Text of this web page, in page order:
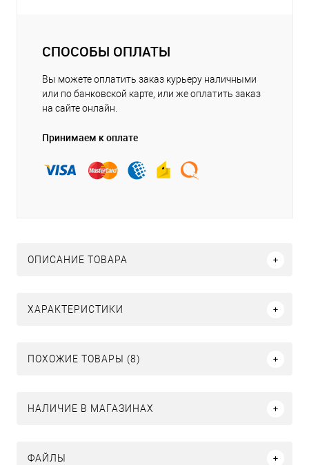
СПОСОБЫ ОПЛАТЫ
Вы можете оплатить заказ курьеру наличными
или по банковской карте, или же оплатить заказ
на сайте онлайн.
Принимаем к оплате
ОПИСАНИЕ ТОВАРА
ХАРАКТЕРИСТИКИ
ПОХОЖИЕ ТОВАРЫ (8)
НАЛИЧИЕ В МАГАЗИНАХ
ФАЙЛЫ